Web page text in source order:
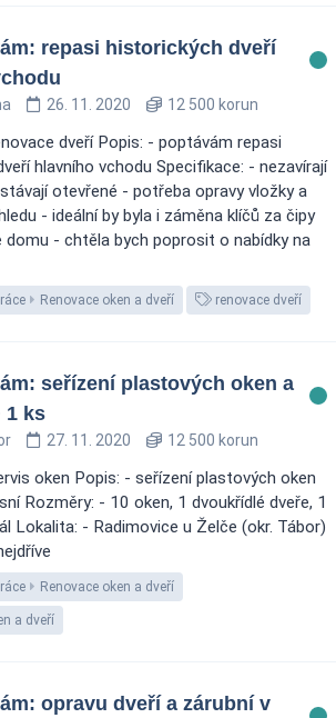
repasi historických dveří
26. 11. 2020 12 500 korun
dveří Popis: - poptávám repasi
hlavního vchodu Specifikace: - nezavírají
otevřené - potřeba opravy vložky a
- ideální by byla i záměna klíčů za čipy
domu - chtěla bych poprosit o nabídky na
Renovace oken a dveří renovace dveří
seřízení plastových oken a
1 ks
27. 11. 2020 12 500 korun
oken Popis: - seřízení plastových oken
Rozměry: - 10 oken, 1 dvoukřídlé dveře, 1
Lokalita: - Radimovice u Želče (okr. Tábor)
Renovace oken a dveří
a dveří
opravu dveří a zárubní v